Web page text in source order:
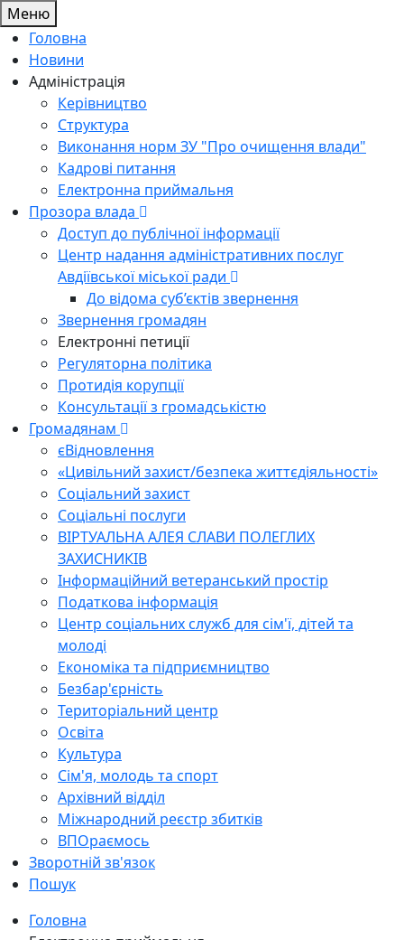
Меню
Головна
Новини
Адміністрація
Керівництво
Структура
Виконання норм ЗУ "Про очищення влади"
Кадрові питання
Електронна приймальня
Прозора влада
Доступ до публічної інформації
Центр надання адміністративних послуг
Авдіївської міської ради
До відома суб’єктів звернення
Звернення громадян
Електронні петиції
Регуляторна політика
Протидія корупції
Консультації з громадськістю
Громадянам
єВідновлення
«Цивільний захист/безпека життєдіяльності»
Соціальний захист
Соціальні послуги
ВІРТУАЛЬНА АЛЕЯ СЛАВИ ПОЛЕГЛИХ
ЗАХИСНИКІВ
Інформаційний ветеранський простір
Податкова інформація
Центр соціальних служб для сім'ї, дітей та
молоді
Економіка та підприємництво
Безбар'єрність
Територіальний центр
Освіта
Культура
Сім'я, молодь та спорт
Архівний відділ
Міжнародний реєстр збитків
ВПОраємось
Зворотній зв'язок
Пошук
Головна